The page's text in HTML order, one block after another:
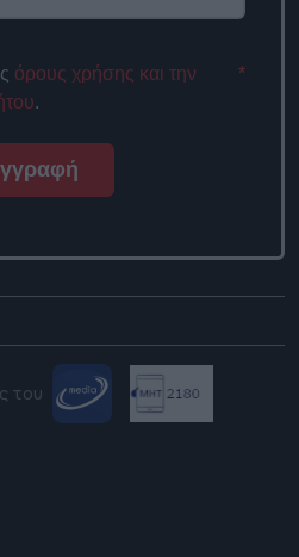
όρους χρήσης και την
.
*
του